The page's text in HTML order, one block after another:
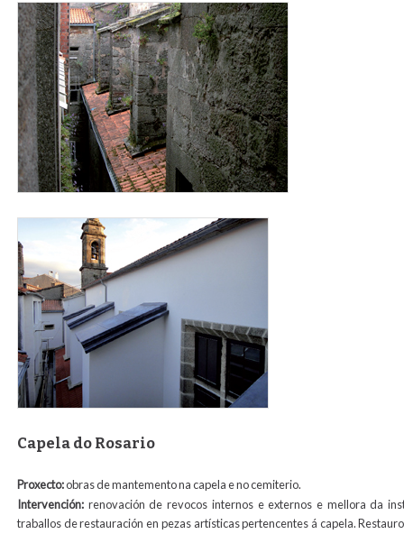
exterior_animas_antes.jpg
exterior_animas_despues.jpg
Capela do Rosario
Proxecto:obras de mantemento na capela e no cemiterio.
Intervención: renovación de revocos internos e externos e mellora da
traballos de restauración en pezas artísticas pertencentes á capela.